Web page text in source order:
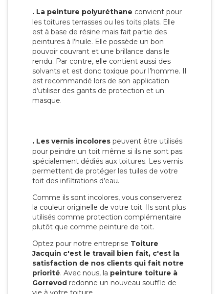
. La peinture polyuréthane convient pour
les toitures terrasses ou les toits plats. Elle
est à base de résine mais fait partie des
peintures à l’huile. Elle possède un bon
pouvoir couvrant et une brillance dans le
rendu. Par contre, elle contient aussi des
solvants et est donc toxique pour l’homme. Il
est recommandé lors de son application
d’utiliser des gants de protection et un
masque.
. Les vernis incolores peuvent être utilisés
pour peindre un toit même si ils ne sont pas
spécialement dédiés aux toitures. Les vernis
permettent de protéger les tuiles de votre
toit des infiltrations d’eau.
Comme ils sont incolores, vous conserverez
la couleur originelle de votre toit. Ils sont plus
utilisés comme protection complémentaire
plutôt que comme peinture de toit.
Optez pour notre entreprise Toiture
Jacquin c'est le travail bien fait, c'est la
satisfaction de nos clients qui fait notre
priorité. Avec nous, la peinture toiture à
Gorrevod redonne un nouveau souffle de